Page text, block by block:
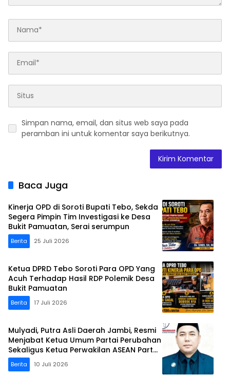
Simpan nama, email, dan situs web saya pada
peramban ini untuk komentar saya berikutnya.
Baca Juga
Kinerja OPD di Soroti Bupati Tebo, Sekda
Segera Pimpin Tim Investigasi ke Desa
Bukit Pamuatan, Serai serumpun
Berita 25 Juli 2026
Ketua DPRD Tebo Soroti Para OPD Yang
Acuh Terhadap Hasil RDP Polemik Desa
Bukit Pamuatan
Berita 17 Juli 2026
Mulyadi, Putra Asli Daerah Jambi, Resmi
Menjabat Ketua Umum Partai Perubahan
Sekaligus Ketua Perwakilan ASEAN Partai
Perubahan di Malaysia
Berita 10 Juli 2026